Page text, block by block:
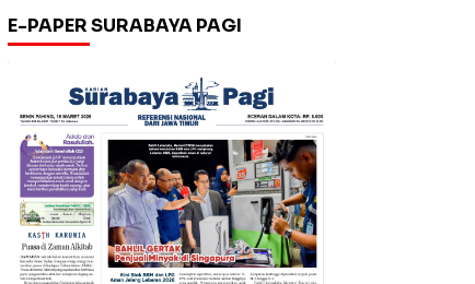
E-PAPER SURABAYA PAGI